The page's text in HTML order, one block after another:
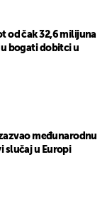
od čak 32,6 milijuna
bogati dobitci u
međunarodnu
slučaj u Europi